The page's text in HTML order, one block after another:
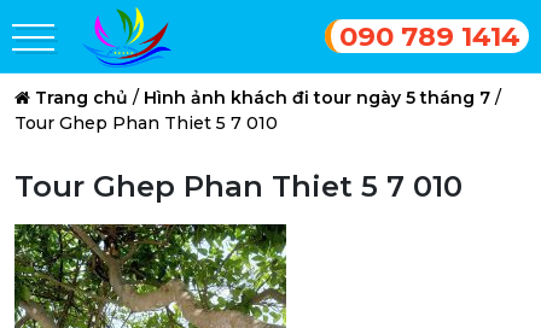
090 789 1414
Trang chủ / Hình ảnh khách đi tour ngày 5 tháng 7 /
Tour Ghep Phan Thiet 5 7 010
Tour Ghep Phan Thiet 5 7 010